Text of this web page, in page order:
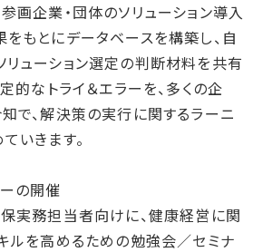
画企業・団体のソリューション導入
もとにデータベースを構築し、自
リューション選定の判断材料を共有
的なトライ＆エラーを、多くの企
で、解決策の実行に関するラーニ
いきます。
の開催
実務担当者向けに、健康経営に関
ルを高めるための勉強会／セミナ